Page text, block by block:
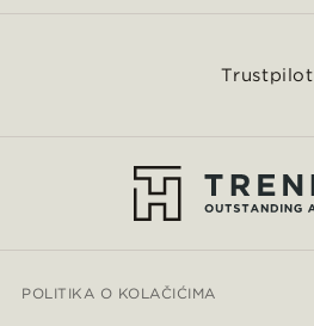
Trustpilot
POLITIKA O KOLAČIĆIMA